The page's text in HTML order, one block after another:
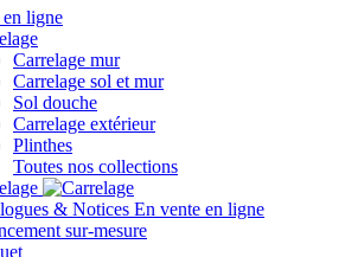
en ligne
Carrelage mur
Carrelage sol et mur
Sol douche
Carrelage extérieur
Plinthes
Toutes nos collections
& Notices En vente en ligne
sur-mesure